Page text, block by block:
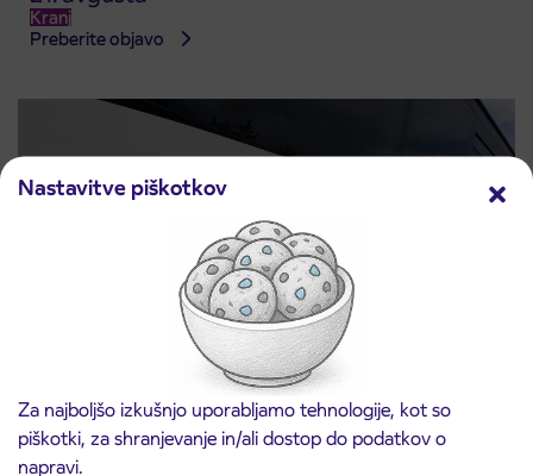
Nastavitve piškotkov
Za najboljšo izkušnjo uporabljamo tehnologije, kot so
piškotki, za shranjevanje in/ali dostop do podatkov o
napravi.
Kranj
Preberite objavo
3. 8. 2026
Obvestilo o popolni zapori ceste
ČEŠNJEVEK – TRATA